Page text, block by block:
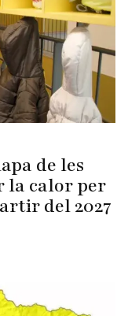
de les
la calor per
del 2027